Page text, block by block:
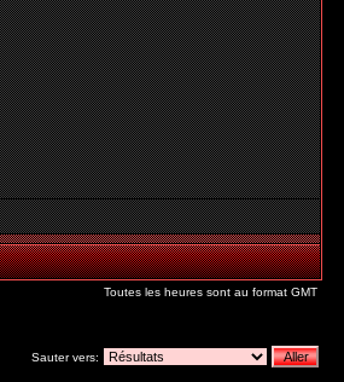
Toutes les heures sont au format GMT
Sauter vers: